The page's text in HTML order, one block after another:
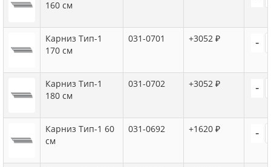
160 см
Карниз Тип-1
170 см
031-0701 +3052 ₽ -
Карниз Тип-1
180 см
031-0702 +3052 ₽ -
Карниз Тип-1 60
см
031-0692 +1620 ₽ -